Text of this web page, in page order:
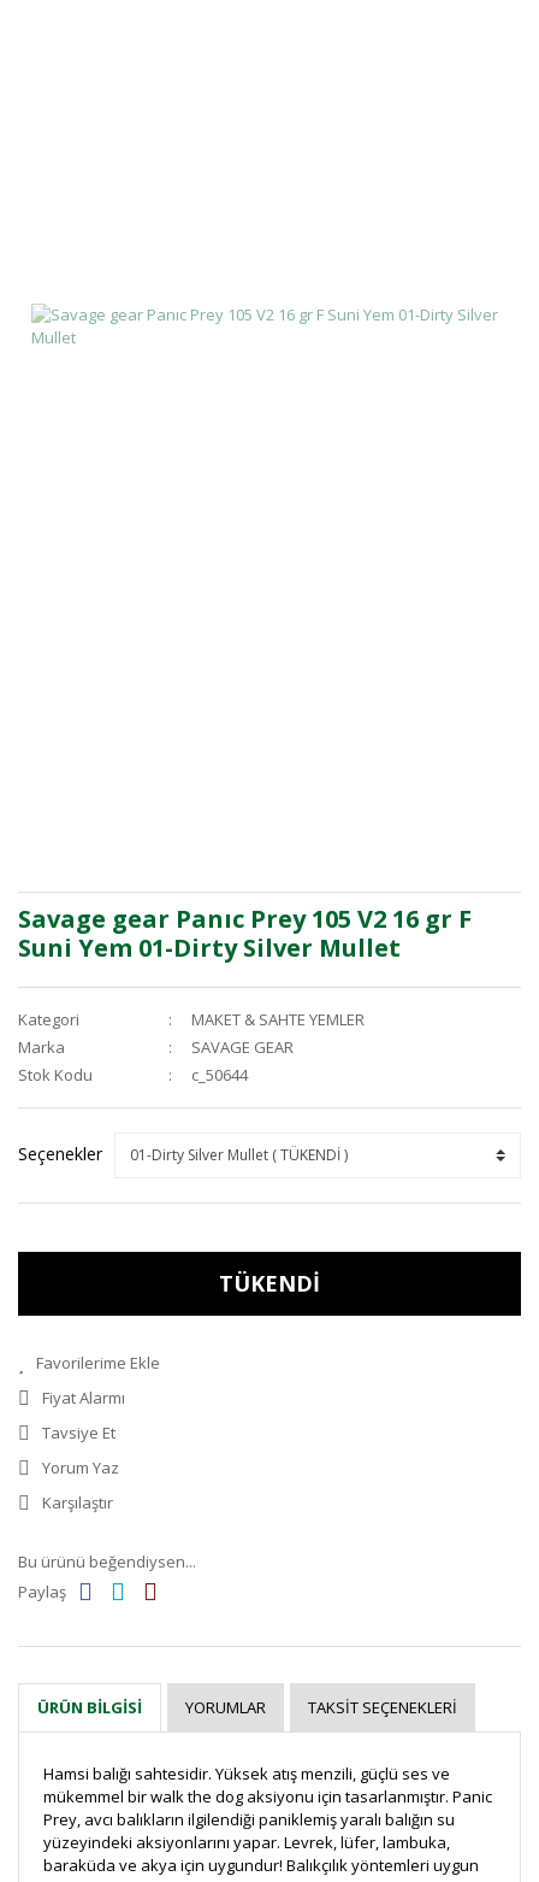
Savage gear Panıc Prey 105 V2 16 gr F
Suni Yem 01-Dirty Silver Mullet
Kategori
MAKET & SAHTE YEMLER
Marka
SAVAGE GEAR
Stok Kodu
c_50644
Seçenekler
TÜKENDİ
Fiyat Alarmı
Tavsiye Et
Yorum Yaz
Karşılaştır
Bu ürünü beğendiysen...
Paylaş
ÜRÜN BILGISI YORUMLAR TAKSIT SEÇENEKLERI
Hamsi balığı sahtesidir. Yüksek atış menzili, güçlü ses ve
mükemmel bir walk the dog aksiyonu için tasarlanmıştır. Panic
Prey, avcı balıkların ilgilendiği paniklemiş yaralı balığın su
yüzeyindeki aksiyonlarını yapar. Levrek, lüfer, lambuka,
baraküda ve akya için uygundur! Balıkçılık yöntemleri uygun